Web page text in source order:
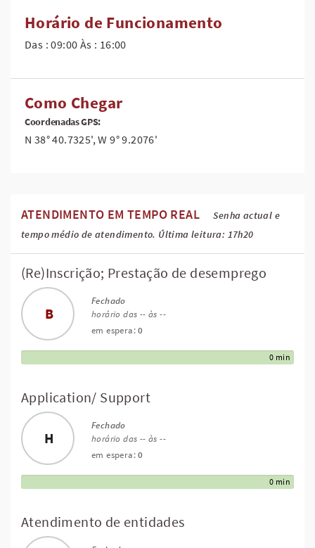
Horário de Funcionamento
Das : 09:00 Às : 16:00
Como Chegar
Coordenadas GPS:
N 38° 40.7325', W 9° 9.2076'
ATENDIMENTO EM TEMPO REAL
Senha actual e
tempo médio de atendimento. Última leitura: 17h20
(Re)Inscrição; Prestação de desemprego
B
Fechado
horário das -- às --
em espera:0
0 min
Application/ Support
H
Fechado
horário das -- às --
em espera:0
0 min
Atendimento de entidades